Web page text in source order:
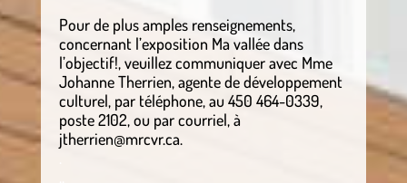
Pour de plus amples renseignements,
concernant l’exposition Ma vallée dans
l’objectif!, veuillez communiquer avec Mme
Johanne Therrien, agente de développement
culturel, par téléphone, au 450 464-0339,
poste 2102, ou par courriel, à
jtherrien@mrcvr.ca.